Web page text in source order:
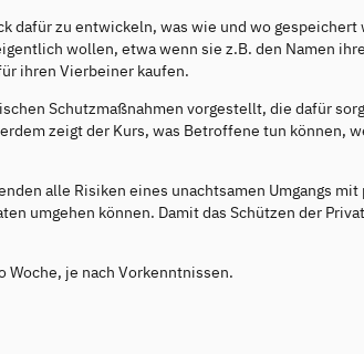
zu entwickeln, was wie und wo gespeichert
wollen, etwa wenn sie z.B. den Namen
ihren Vierbeiner kaufen.
Schutzmaßnahmen vorgestellt, die dafür
zeigt der Kurs, was Betroffene tun können,
alle Risiken eines unachtsamen Umgangs
umgehen können. Damit das Schützen der
Woche, je nach Vorkenntnissen.